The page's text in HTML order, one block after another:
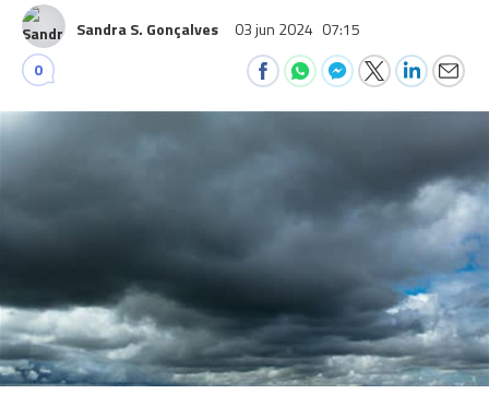
Sandra S. Gonçalves 03 jun 2024 07:15
0